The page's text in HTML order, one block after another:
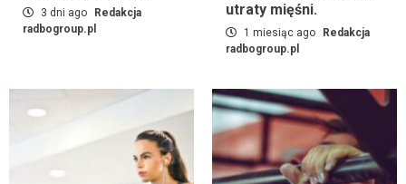
Sprawdzone porady o odżywkach
Jakie są zalety stosowania odżywek na bazie
Sprawdzone porady o odżywkach
Suplementy diety wspomagające proces
spalania tłuszczu bez utraty mięśni.
3 dni ago
Redakcja
radbogroup.pl
utraty mięśni.
1 miesiąc ago
Redakcja
radbogroup.pl